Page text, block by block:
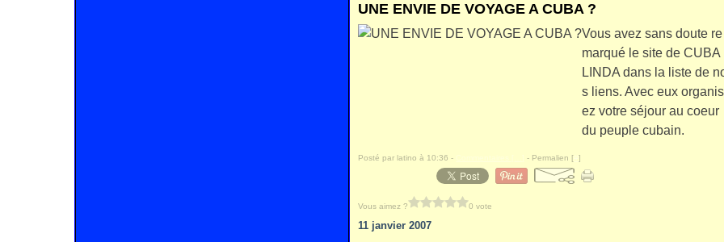
UNE ENVIE DE VOYAGE A CUBA ?
Vous avez sans doute re
marqué le site de CUBA
LINDA dans la liste de
s liens. Avec eux organis
ez votre séjour au coeur
du peuple cubain.
Posté par latino à 10:36 - - Permalien [ #]
Vous aimez ? 0 vote
11 janvier 2007